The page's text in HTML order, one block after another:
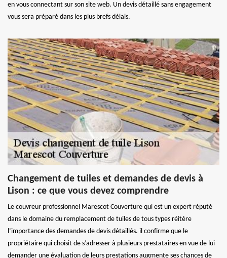
en vous connectant sur son site web. Un devis détaillé sans engagement
vous sera préparé dans les plus brefs délais.
Changement de tuiles et demandes de devis à
Lison : ce que vous devez comprendre
Le couvreur professionnel Marescot Couverture qui est un expert réputé
dans le domaine du remplacement de tuiles de tous types réitère
l’importance des demandes de devis détaillés. il confirme que le
propriétaire qui choisit de s’adresser à plusieurs prestataires en vue de lui
demander une évaluation de leurs prestations augmente ses chances de